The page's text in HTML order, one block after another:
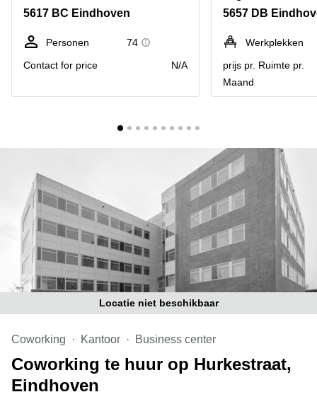
Hengelo
Hilversum
Hoofddorp
Zwolle
Amsterdam
Westpoort
Reeuwijk
Business
Arnhem
Hilversum
Business
center
Den
Haag
Coworking
space
Breda
Coworking
in Arnhem
Coworking
5617 BC Eindhoven
Personen
74
Contact for price
N/A
5657 DB
Werkplekken
prijs pr. Ruimte pr.
Maand
Locatie niet beschikbaar
Coworking Kantoor Business center
Coworking te huur op Hurkestraat,
Eindhoven